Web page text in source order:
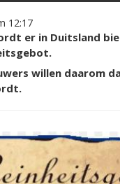
12:17
er in Duitsland
willen daarom